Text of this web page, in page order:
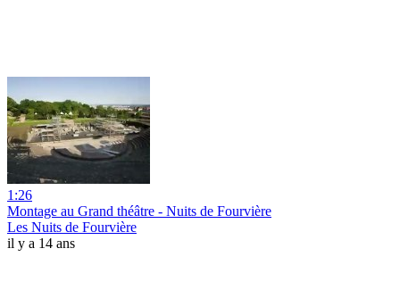
1:26
Montage au Grand théâtre - Nuits de Fourvière
Les Nuits de Fourvière
il y a 14 ans